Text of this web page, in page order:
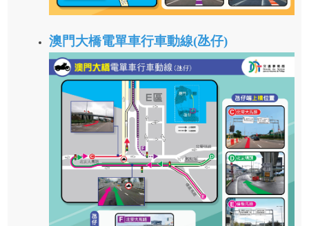
澳門大橋電單車行車動線(氹仔)